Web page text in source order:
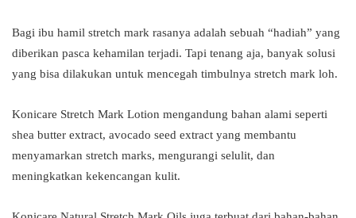
Bagi ibu hamil stretch mark rasanya adalah sebuah “hadiah” yang
diberikan pasca kehamilan terjadi. Tapi tenang aja, banyak solusi
yang bisa dilakukan untuk mencegah timbulnya stretch mark loh.
Konicare Stretch Mark Lotion mengandung bahan alami seperti
shea butter extract, avocado seed extract yang membantu
menyamarkan stretch marks, mengurangi selulit, dan
meningkatkan kekencangan kulit.